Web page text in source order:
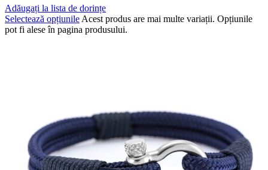
Adăugați la lista de dorințe
Selectează opțiunile Acest produs are mai multe variații. Opțiunile
pot fi alese în pagina produsului.